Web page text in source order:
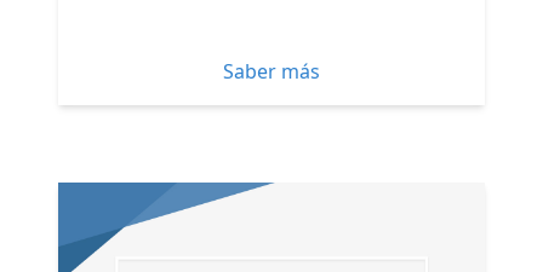
Saber más